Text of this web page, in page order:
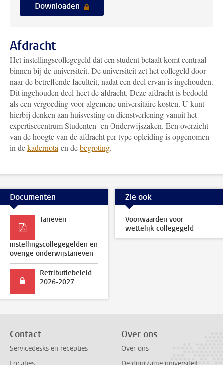
Downloaden
Afdracht
Het instellingscollegegeld dat een student betaalt komt centraal
binnen bij de universiteit. De universiteit zet het collegeld door
naar de betreffende faculteit, nadat een deel ervan is ingehouden.
Dit ingehouden deel heet de afdracht. Deze afdracht is bedoeld
als een vergoeding voor algemene universitaire kosten. U kunt
hierbij denken aan huisvesting en dienstverlening vanuit het
expertisecentrum Studenten- en Onderwijszaken. Een overzicht
van de hoogte van de afdracht per type opleiding is opgenomen
in dekadernota en debegroting.
Documenten
Tarieven
instellingscollegegelden en
overige onderwijstarieven
Retributiebeleid
2026-2027
Zie ook
Voorwaarden voor
wettelijk collegegeld
Contact
Servicedesks en recepties
Over ons
Over ons